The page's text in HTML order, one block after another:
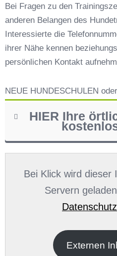
Bei Fragen zu den
anderen Belangen des
Interessierte die
ihrer Nähe kennen
persönlichen Kontakt
NEUE HUNDESCHULEN
HIER Ihre
Bei Klick wird dieser
Servern
Externen